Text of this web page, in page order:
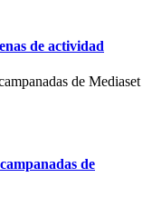
de actividad
de